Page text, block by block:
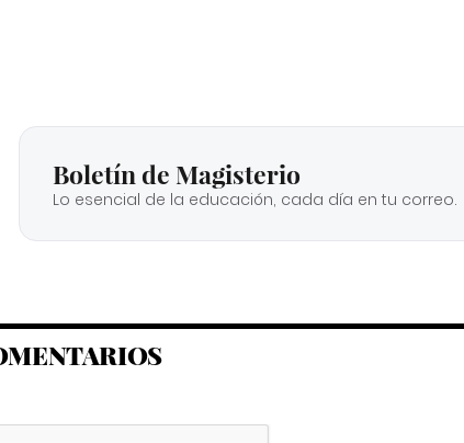
Boletín de Magisterio
Lo esencial de la educación, cada día en tu correo.